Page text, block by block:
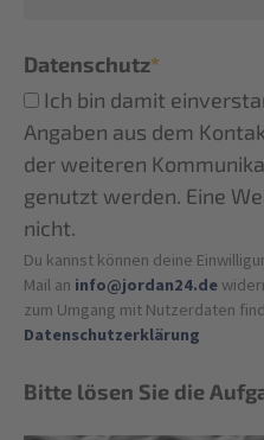
Datenschutz*
Angaben aus dem
der weiteren
genutzt werden. Eine
nicht.
Du kannst können deine
Mail an info@jordan24.de
zum Umgang mit Nutzerdaten
Datenschutzerklärung
Bitte lösen Sie die